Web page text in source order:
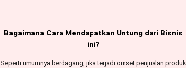
Bagaimana Cara Mendapatkan Untung dari Bisnis
ini?
Seperti umumnya berdagang, jika terjadi omset penjualan produk